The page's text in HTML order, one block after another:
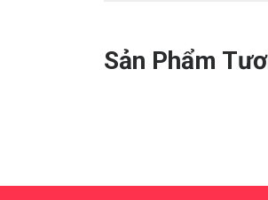
Sản Phẩm